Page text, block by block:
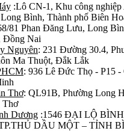
:Lô CN-1, Khu công
Bình, Thành phố Biên
81 Phan Đăng Lưu, Long
Đồng Nai
Nguyên: 231 Đường 30.4,
Ma Thuột, Đắk Lắk
: 936 Lê Đức Thọ - P15 -
Thơ: QL91B, Phường Long
Thơ
Dương :1546 ĐẠI LỘ
DẦU MỘT – TỈNH